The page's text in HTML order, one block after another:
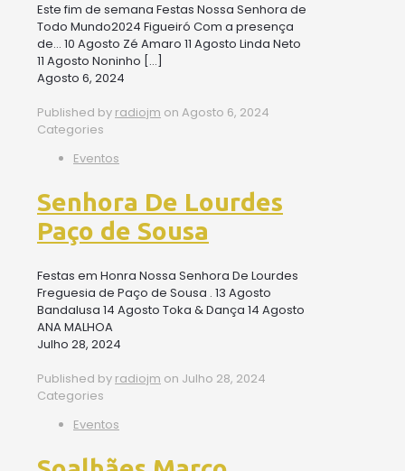
Este fim de semana Festas Nossa Senhora de
Todo Mundo2024 Figueiró Com a presença
de… 10 Agosto Zé Amaro 11 Agosto Linda Neto
11 Agosto Noninho […]
Agosto 6, 2024
Published by radiojm on Agosto 6, 2024
Categories
Eventos
Senhora De Lourdes
Paço de Sousa
Festas em Honra Nossa Senhora De Lourdes
Freguesia de Paço de Sousa . 13 Agosto
Bandalusa 14 Agosto Toka & Dança 14 Agosto
ANA MALHOA
Julho 28, 2024
Published by radiojm on Julho 28, 2024
Categories
Eventos